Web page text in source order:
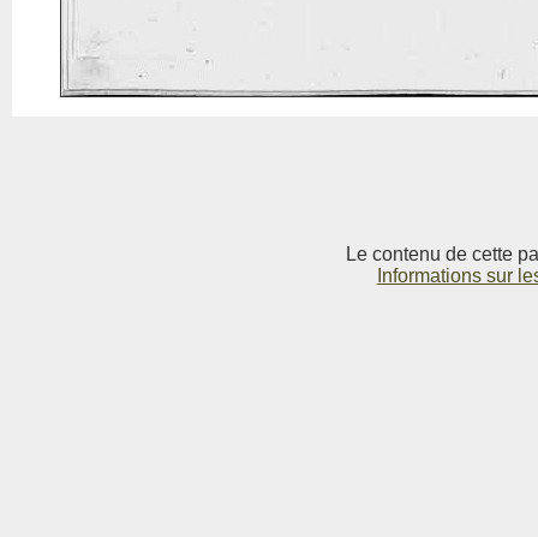
Le contenu de cette
Informations sur